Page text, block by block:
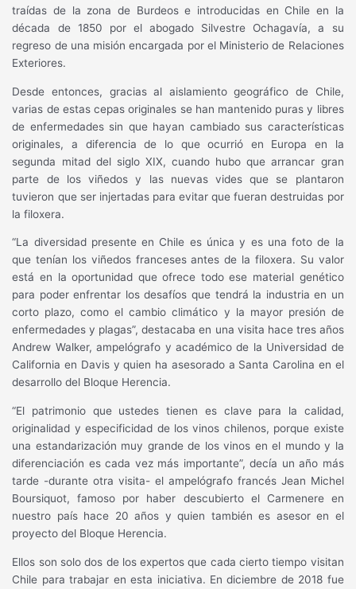
traídas de la zona de Burdeos e introducidas en Chile en la
década de 1850 por el abogado Silvestre Ochagavía, a su
regreso de una misión encargada por el Ministerio de Relaciones
Exteriores.
Desde entonces, gracias al aislamiento geográfico de Chile,
varias de estas cepas originales se han mantenido puras y libres
de enfermedades sin que hayan cambiado sus características
originales, a diferencia de lo que ocurrió en Europa en la
segunda mitad del siglo XIX, cuando hubo que arrancar gran
parte de los viñedos y las nuevas vides que se plantaron
tuvieron que ser injertadas para evitar que fueran destruidas por
la filoxera.
“La diversidad presente en Chile es única y es una foto de la
que tenían los viñedos franceses antes de la filoxera. Su valor
está en la oportunidad que ofrece todo ese material genético
para poder enfrentar los desafíos que tendrá la industria en un
corto plazo, como el cambio climático y la mayor presión de
enfermedades y plagas”, destacaba en una visita hace tres años
Andrew Walker, ampelógrafo y académico de la Universidad de
California en Davis y quien ha asesorado a Santa Carolina en el
desarrollo del Bloque Herencia.
“El patrimonio que ustedes tienen es clave para la calidad,
originalidad y especificidad de los vinos chilenos, porque existe
una estandarización muy grande de los vinos en el mundo y la
diferenciación es cada vez más importante”, decía un año más
tarde -durante otra visita- el ampelógrafo francés Jean Michel
Boursiquot, famoso por haber descubierto el Carmenere en
nuestro país hace 20 años y quien también es asesor en el
proyecto del Bloque Herencia.
Ellos son solo dos de los expertos que cada cierto tiempo visitan
Chile para trabajar en esta iniciativa. En diciembre de 2018 fue